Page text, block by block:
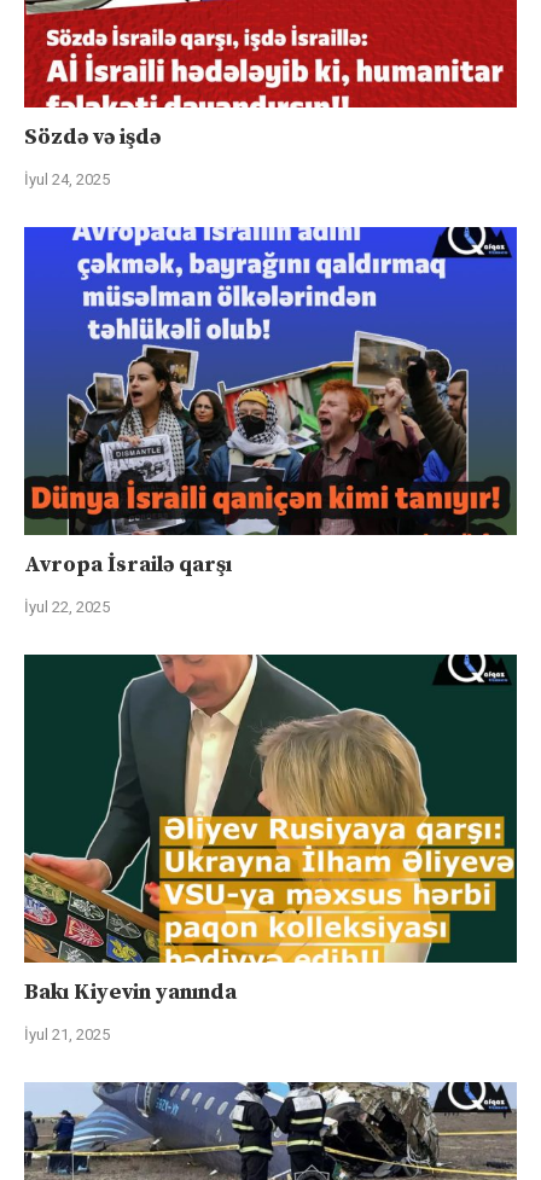
Sözdə və işdə
İyul 24, 2025
Avropa İsrailə qarşı
İyul 22, 2025
Bakı Kiyevin yanında
İyul 21, 2025